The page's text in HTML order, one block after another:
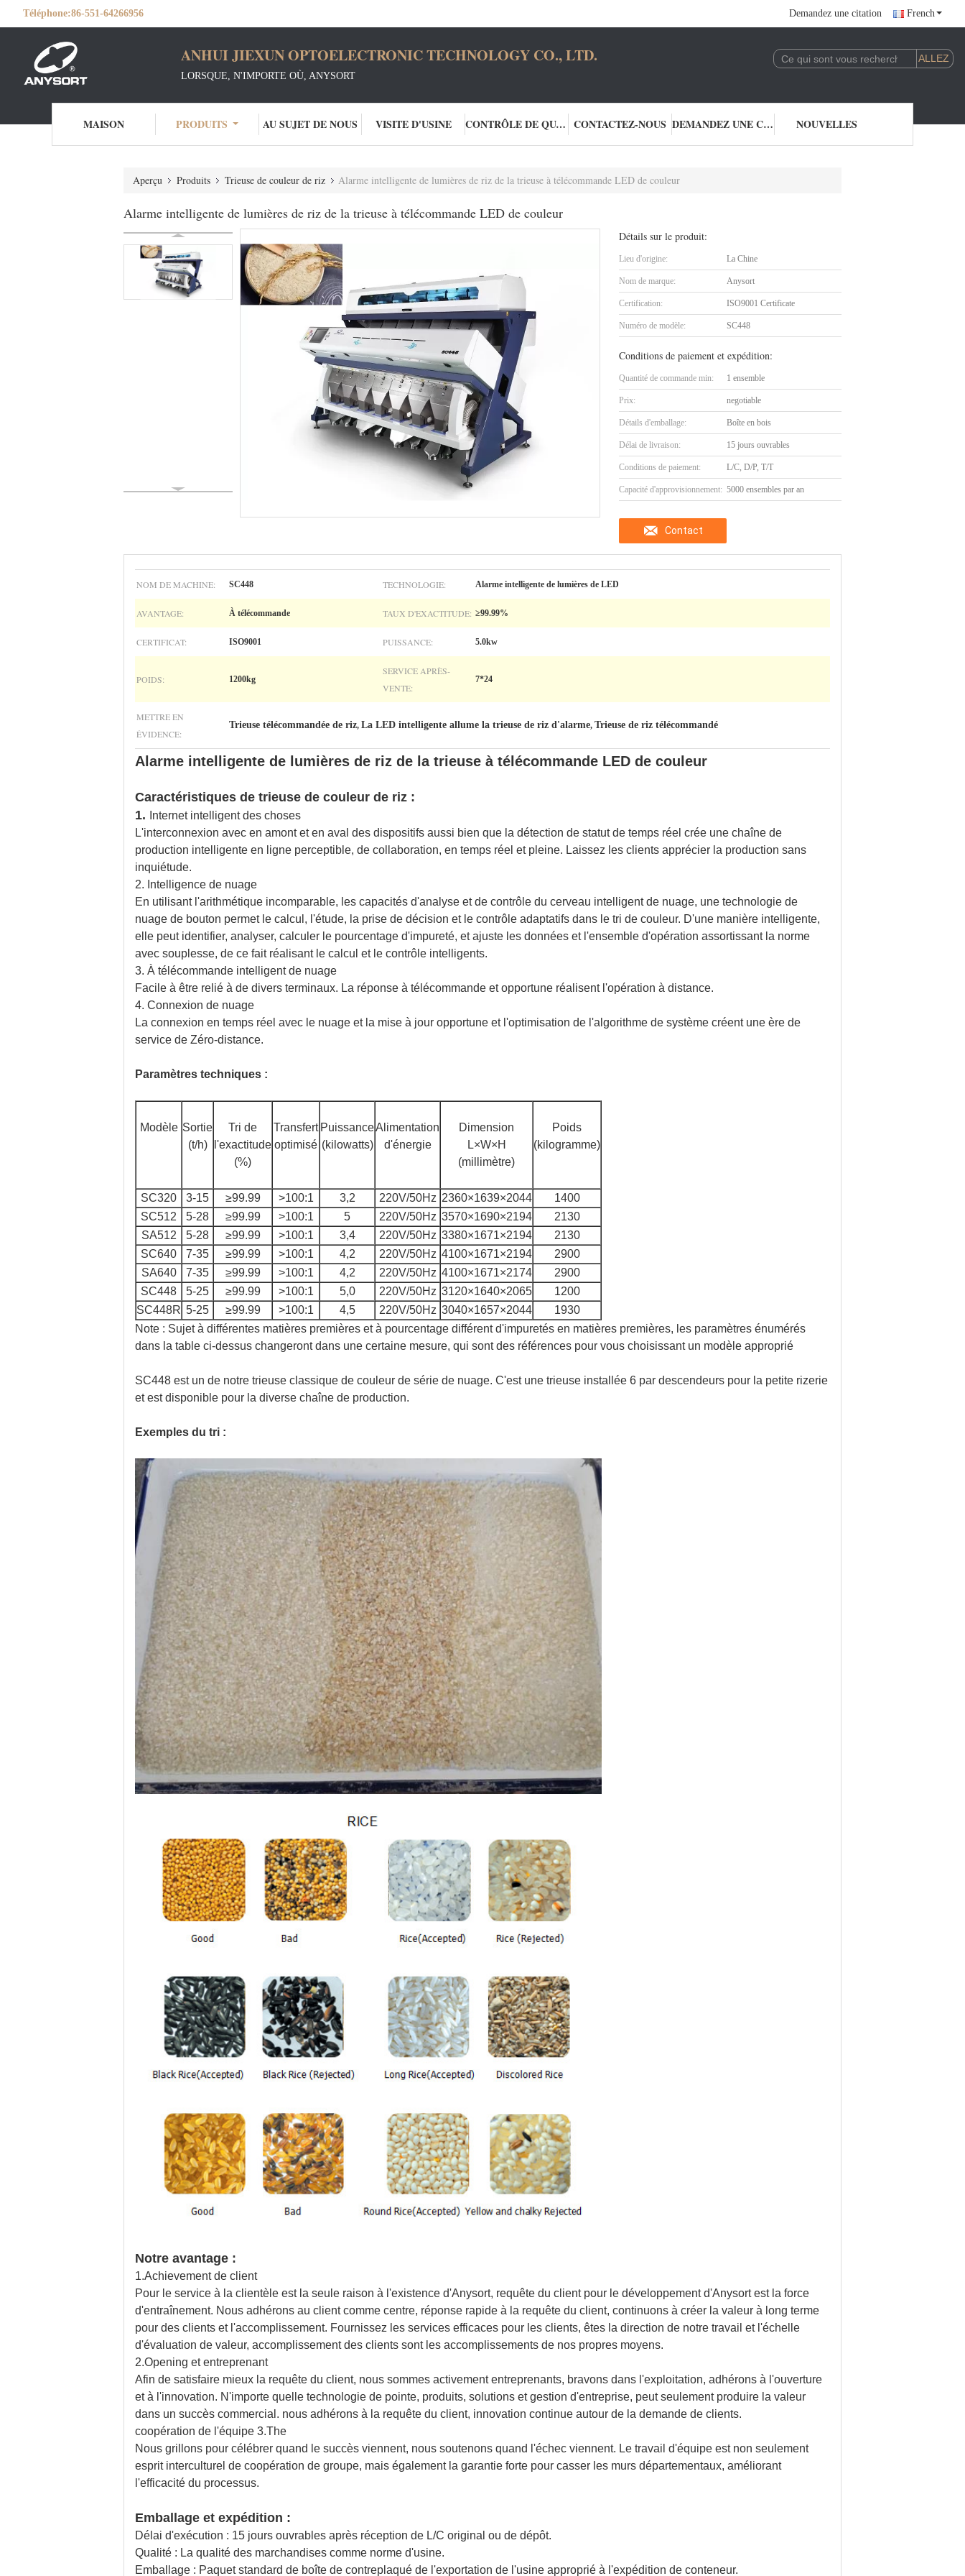
Téléphone:86-551-64266956 Demandez une citation French
ANHUI JIEXUN OPTOELECTRONIC TECHNOLOGY CO., LTD.
LORSQUE, N'IMPORTE OÙ, ANYSORT
MAISON PRODUITS AU SUJET DE NOUS VISITE D'USINE CONTRÔLE DE QUALITÉ CONTACTEZ-NOUS DEMANDEZ UNE CITATION NOUVELLES
Aperçu Produits Trieuse de couleur de riz Alarme intelligente de lumières de riz de la trieuse à télécommande LED de couleur
Alarme intelligente de lumières de riz de la trieuse à télécommande LED de couleur
Détails sur le produit:
Lieu d'origine: La Chine
Nom de marque: Anysort
Certification: ISO9001 Certificate
Numéro de modèle: SC448
Conditions de paiement et expédition:
Quantité de commande min: 1 ensemble
Prix: negotiable
Détails d'emballage: Boîte en bois
Délai de livraison: 15 jours ouvrables
Conditions de paiement: L/C, D/P, T/T
Capacité d'approvisionnement: 5000 ensembles par an
Contact
NOM DE MACHINE: SC448 TECHNOLOGIE: Alarme intelligente de lumières de LED
AVANTAGE: À télécommande TAUX D'EXACTITUDE: ≥99.99%
CERTIFICAT: ISO9001 PUISSANCE: 5.0kw
POIDS: 1200kg
SERVICE APRÈS-
VENTE:
7*24
METTRE EN
ÉVIDENCE:
Trieuse télécommandée de riz, La LED intelligente allume la trieuse de riz d'alarme, Trieuse de riz télécommandé
Alarme intelligente de lumières de riz de la trieuse à télécommande LED de couleur
Caractéristiques de trieuse de couleur de riz :
1.
Internet intelligent des choses
L'interconnexion avec en amont et en aval des dispositifs aussi bien que la détection de statut de temps réel crée une chaîne de
production intelligente en ligne perceptible, de collaboration, en temps réel et pleine. Laissez les clients apprécier la production sans
inquiétude.
2. Intelligence de nuage
En utilisant l'arithmétique incomparable, les capacités d'analyse et de contrôle du cerveau intelligent de nuage, une technologie de
nuage de bouton permet le calcul, l'étude, la prise de décision et le contrôle adaptatifs dans le tri de couleur. D'une manière intelligente,
elle peut identifier, analyser, calculer le pourcentage d'impureté, et ajuste les données et l'ensemble d'opération assortissant la norme
avec souplesse, de ce fait réalisant le calcul et le contrôle intelligents.
3. À télécommande intelligent de nuage
Facile à être relié à de divers terminaux. La réponse à télécommande et opportune réalisent l'opération à distance.
4. Connexion de nuage
La connexion en temps réel avec le nuage et la mise à jour opportune et l'optimisation de l'algorithme de système créent une ère de
service de Zéro-distance.
Paramètres techniques :
Modèle Sortie
(t/h)
Tri de
l'exactitude
(%)
Transfert
optimisé
Puissance
(kilowatts)
Alimentation
d'énergie
Dimension
L×W×H
(millimètre)
Poids
(kilogramme)
SC320 3-15 ≥99.99 >100:1 3,2 220V/50Hz 2360×1639×2044
1400
SC512
5-28 ≥99.99 >100:1 5 220V/50Hz 3570×1690×2194
2130
SA512
5-28 ≥99.99 >100:1 3,4 220V/50Hz 3380×1671×2194
2130
SC640
7-35 ≥99.99 >100:1 4,2 220V/50Hz 4100×1671×2194
2900
SA640
7-35 ≥99.99 >100:1 4,2 220V/50Hz 4100×1671×2174
2900
SC448
5-25 ≥99.99 >100:1 5,0 220V/50Hz 3120×1640×2065
1200
SC448R 5-25 ≥99.99 >100:1 4,5 220V/50Hz 3040×1657×2044
1930
Note : Sujet à différentes matières premières et à pourcentage différent d'impuretés en matières premières, les paramètres énumérés
dans la table ci-dessus changeront dans une certaine mesure, qui sont des références pour vous choisissant un modèle approprié
SC448 est un de notre trieuse classique de couleur de série de nuage. C'est une trieuse installée 6 par descendeurs pour la petite rizerie
et est disponible pour la diverse chaîne de production.
Exemples du tri :
Notre avantage :
1.Achievement de client
Pour le service à la clientèle est la seule raison à l'existence d'Anysort, requête du client pour le développement d'Anysort est la force
d'entraînement. Nous adhérons au client comme centre, réponse rapide à la requête du client, continuons à créer la valeur à long terme
pour des clients et l'accomplissement. Fournissez les services efficaces pour les clients, êtes la direction de notre travail et l'échelle
d'évaluation de valeur, accomplissement des clients sont les accomplissements de nos propres moyens.
2.Opening et entreprenant
Afin de satisfaire mieux la requête du client, nous sommes activement entreprenants, bravons dans l'exploitation, adhérons à l'ouverture
et à l'innovation. N'importe quelle technologie de pointe, produits, solutions et gestion d'entreprise, peut seulement produire la valeur
dans un succès commercial. nous adhérons à la requête du client, innovation continue autour de la demande de clients.
coopération de l'équipe 3.The
Nous grillons pour célébrer quand le succès viennent, nous soutenons quand l'échec viennent. Le travail d'équipe est non seulement
esprit interculturel de coopération de groupe, mais également la garantie forte pour casser les murs départementaux, améliorant
l'efficacité du processus.
Emballage et expédition :
Délai d'exécution : 15 jours ouvrables après réception de L/C original ou de dépôt.
Qualité : La qualité des marchandises comme norme d'usine.
Emballage : Paquet standard de boîte de contreplaqué de l'exportation de l'usine approprié à l'expédition de conteneur.